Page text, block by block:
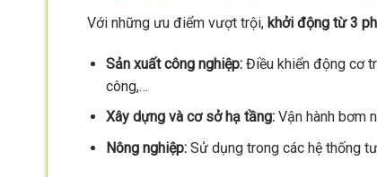
Với những ưu điểm vượt trội, khởi động từ 3
Sản xuất công nghiệp:Điều khiển động cơ
công,…
Xây dựng và cơ sở hạ tầng:Vận hành bơm
Nông nghiệp:Sử dụng trong các hệ thống